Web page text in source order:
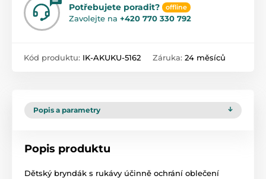
Potřebujete poradit? offline
Zavolejte na +420 770 330 792
Kód produktu: IK-AKUKU-5162 Záruka: 24 měsíců
Popis a parametry
Popis produktu
Dětský bryndák s rukávy účinně ochrání oblečení